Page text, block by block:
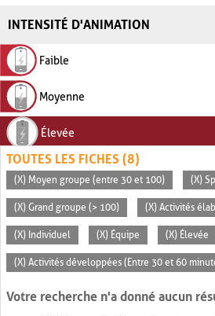
INTENSITÉ D'ANIMATION
Faible
Moyenne
Élevée
TOUTES LES FICHES (8)
(X) Moyen groupe (entre 30 et 100) (X)
(X) Grand groupe (> 100) (X) Activités
(X) Individuel (X) Équipe (X) Élevée
(X) Activités développées (Entre 30 et 60
Votre recherche n'a donné aucun